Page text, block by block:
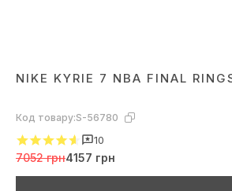
NIKE KYRIE 7 NBA FINAL
Код товару:S-56780
10
7052 грн4157 грн